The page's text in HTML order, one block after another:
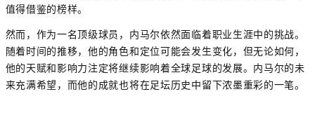
值得借鉴的榜样。
然而，作为一名顶级球员，内马尔依然面临着职业生涯中的挑战。
随着时间的推移，他的角色和定位可能会发生变化，但无论如何，
他的天赋和影响力注定将继续影响着全球足球的发展。内马尔的未
来充满希望，而他的成就也将在足坛历史中留下浓墨重彩的一笔。